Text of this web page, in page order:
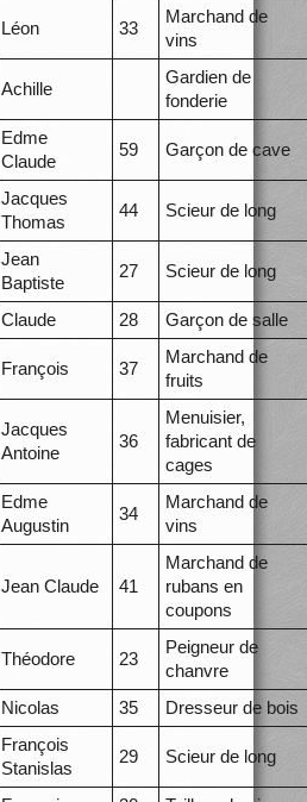
Léon 33
Marchand de
vins
Achille
Gardien de
fonderie
Edme
Claude
59 Garçon de cave
Jacques
Thomas
44 Scieur de long
Jean
Baptiste
27 Scieur de long
Claude 28 Garçon de salle
François 37
Marchand de
fruits
Jacques
Antoine
36
Menuisier,
fabricant de
cages
Edme
Augustin
34
Marchand de
vins
Jean Claude 41
Marchand de
rubans en
coupons
Théodore 23
Peigneur de
chanvre
Nicolas 35 Dresseur de bois
François
Stanislas
29 Scieur de long